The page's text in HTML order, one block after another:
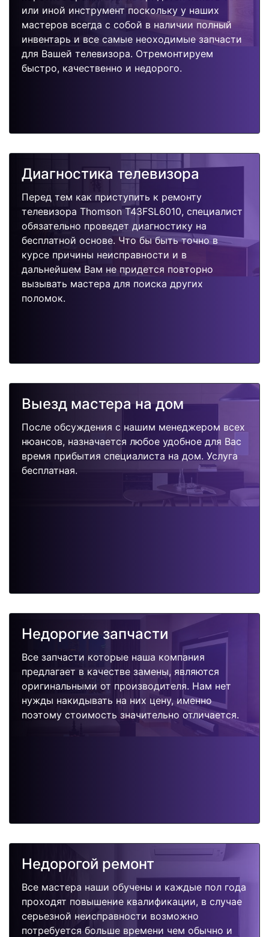
или иной инструмент поскольку у наших
мастеров всегда с собой в наличии полный
инвентарь и все самые неоходимые запчасти
для Вашей телевизора. Отремонтируем
быстро, качественно и недорого.
Диагностика телевизора
Перед тем как приступить к ремонту
телевизора Thomson T43FSL6010, специалист
обязательно проведет диагностику на
бесплатной основе. Что бы быть точно в
курсе причины неисправности и в
дальнейшем Вам не придется повторно
вызывать мастера для поиска других
поломок.
Выезд мастера на дом
После обсуждения с нашим менеджером всех
нюансов, назначается любое удобное для Вас
время прибытия специалиста на дом. Услуга
бесплатная.
Недорогие запчасти
Все запчасти которые наша компания
предлагает в качестве замены, являются
оригинальными от производителя. Нам нет
нужды накидывать на них цену, именно
поэтому стоимость значительно отличается.
Недорогой ремонт
Все мастера наши обучены и каждые пол года
проходят повышение квалификации, в случае
серьезной неисправности возможно
потребуется больше времени чем обычно и